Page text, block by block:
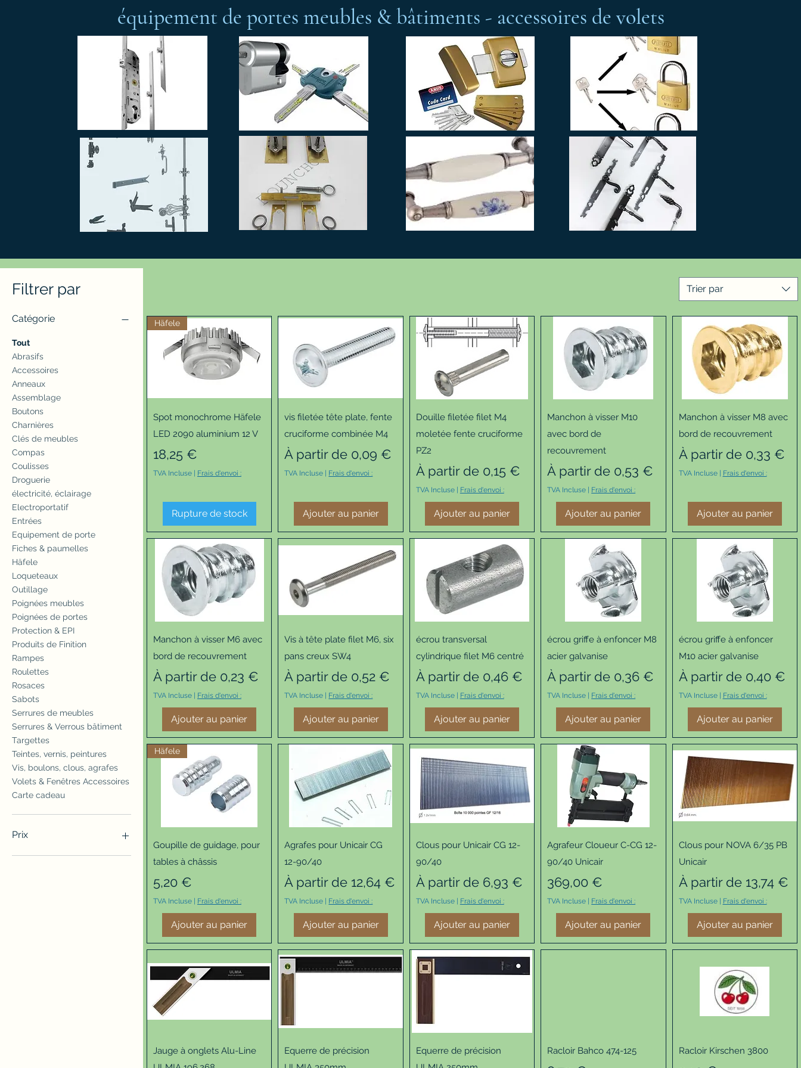
équipement de portes meubles & bâtiments - accessoires de volets
Filtrer par
Catégorie
Tout
Abrasifs
Accessoires
Anneaux
Assemblage
Boutons
Charnières
Clés de meubles
Compas
Coulisses
Droguerie
électricité, éclairage
Electroportatif
Entrées
Equipement de porte
Fiches & paumelles
Häfele
Loqueteaux
Outillage
Poignées meubles
Poignées de portes
Protection & EPI
Produits de Finition
Rampes
Roulettes
Rosaces
Sabots
Serrures de meubles
Serrures & Verrous bâtiment
Targettes
Teintes, vernis, peintures
Vis, boulons, clous, agrafes
Volets & Fenêtres Accessoires
Carte cadeau
Prix
Trier par
Aperçu rapide
Häfele
Spot monochrome Häfele
LED 2090 aluminium 12 V
Prix
18,25 €
TVA Incluse Frais d'envoi :
Rupture de stock
Aperçu rapide
vis filetée tête plate, fente
cruciforme combinée M4
À partir de 0,09 €
Prix promotionnel
TVA Incluse Frais d'envoi :
Ajouter au panier
Aperçu rapide
Douille filetée filet M4
moletée fente cruciforme
PZ2
À partir de 0,15 €
Prix promotionnel
TVA Incluse| Frais d'envoi :
Ajouter au panier
Aperçu rapide
Manchon à visser M10
avec bord de
recouvrement
À partir de 0,53 €
Prix promotionnel
TVA Incluse Frais d'envoi :
Ajouter au panier
Aperçu rapide
Manchon à visser M8 avec
bord de recouvrement
À partir de 0,33 €
Prix promotionnel
TVA Incluse| Frais d'envoi :
Ajouter au panier
Aperçu rapide
Manchon à visser M6 avec
bord de recouvrement
À partir de 0,23 €
Prix promotionnel
TVA Incluse Frais d'envoi :
Ajouter au panier
Aperçu rapide
Vis à tête plate filet M6, six
pans creux SW4
À partir de 0,52 €
Prix promotionnel
TVA Incluse Frais d'envoi :
Ajouter au panier
Aperçu rapide
écrou transversal
cylindrique filet M6 centré
À partir de 0,46 €
Prix promotionnel
TVA Incluse| Frais d'envoi :
Ajouter au panier
Aperçu rapide
écrou griffe à enfoncer M8
acier galvanise
À partir de 0,36 €
Prix promotionnel
TVA Incluse Frais d'envoi :
Ajouter au panier
Aperçu rapide
écrou griffe à enfoncer
M10 acier galvanise
À partir de 0,40 €
Prix promotionnel
TVA Incluse| Frais d'envoi :
Ajouter au panier
Aperçu rapide
Häfele
Goupille de guidage, pour
tables à châssis
Prix
5,20 €
TVA Incluse Frais d'envoi :
Ajouter au panier
Aperçu rapide
Agrafes pour Unicair CG
12-90/40
À partir de 12,64 €
Prix promotionnel
TVA Incluse Frais d'envoi :
Ajouter au panier
Aperçu rapide
Clous pour Unicair CG 12-
90/40
À partir de 6,93 €
Prix promotionnel
TVA Incluse| Frais d'envoi :
Ajouter au panier
Aperçu rapide
Agrafeur Cloueur C-CG 12-
90/40 Unicair
Prix
369,00 €
TVA Incluse Frais d'envoi :
Ajouter au panier
Aperçu rapide
Clous pour NOVA 6/35 PB
Unicair
À partir de 13,74 €
Prix promotionnel
TVA Incluse| Frais d'envoi :
Ajouter au panier
Aperçu rapide
Jauge à onglets Alu-Line
Aperçu rapide
Equerre de précision
Aperçu rapide
Equerre de précision
Aperçu rapide
Racloir Bahco 474-125 Aperçu rapide
Racloir Kirschen 3800